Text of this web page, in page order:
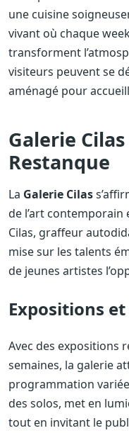
une cuisine
vivant où chaque
transforment
visiteurs peuvent se
aménagé pour
Galerie
Restanque
La Galerie Cilas
de l’art
Cilas, graffeur
mise sur les talents
de jeunes artistes
Expositions
Avec des expositions
semaines, la galerie
programmation
des solos, met en
tout en invitant le